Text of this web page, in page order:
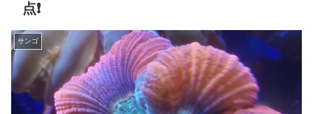
点❗
サンゴ